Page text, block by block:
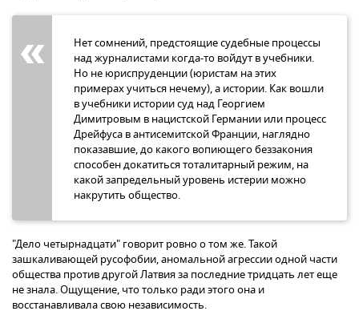
Нет сомнений, предстоящие судебные процессы
над журналистами когда-то войдут в учебники.
Но не юриспруденции (юристам на этих
примерах учиться нечему), а истории. Как вошли
в учебники истории суд над Георгием
Димитровым в нацистской Германии или процесс
Дрейфуса в антисемитской Франции, наглядно
показавшие, до какого вопиющего беззакония
способен докатиться тоталитарный режим, на
какой запредельный уровень истерии можно
накрутить общество.
"Дело четырнадцати" говорит ровно о том же. Такой
зашкаливающей русофобии, аномальной агрессии одной части
общества против другой Латвия за последние тридцать лет еще
не знала. Ощущение, что только ради этого она и
восстанавливала свою независимость.